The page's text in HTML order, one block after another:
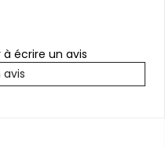
écrire un avis
avis